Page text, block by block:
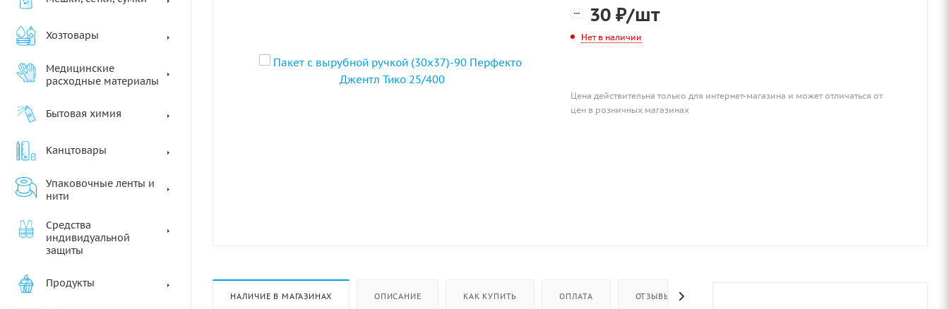
Хозтовары
Медицинские
расходные материалы
Бытовая химия
Канцтовары
Упаковочные ленты и
нити
Средства
индивидуальной
защиты
Продукты
30₽/шт
Нет в наличии
Цена действительна только для интернет-магазина и может отличаться от
цен в розничных магазинах
НАЛИЧИЕ В МАГАЗИНАХ ОПИСАНИЕ КАК КУПИТЬ ОПЛАТА ОТЗЫВЫ